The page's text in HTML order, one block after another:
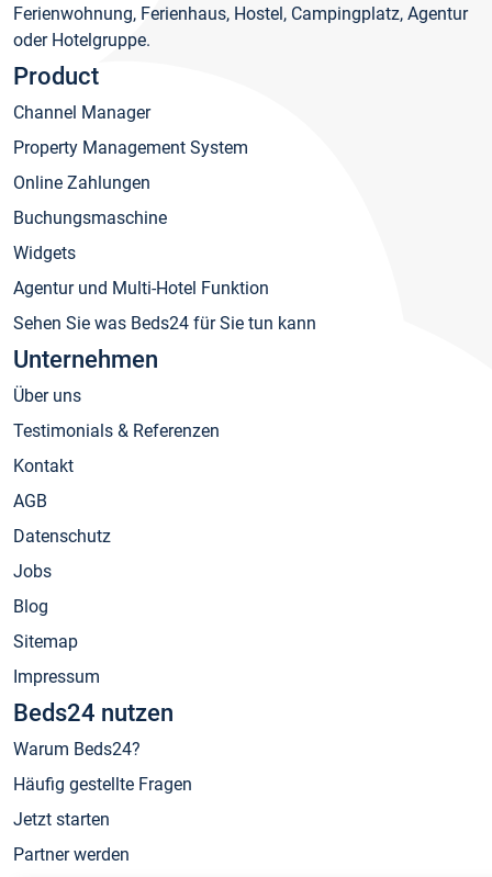
Ferienwohnung, Ferienhaus, Hostel, Campingplatz, Agentur
oder Hotelgruppe.
Product
Channel Manager
Property Management System
Online Zahlungen
Buchungsmaschine
Widgets
Agentur und Multi-Hotel Funktion
Sehen Sie was Beds24 für Sie tun kann
Unternehmen
Über uns
Testimonials & Referenzen
Kontakt
AGB
Datenschutz
Jobs
Blog
Sitemap
Impressum
Beds24 nutzen
Warum Beds24?
Häufig gestellte Fragen
Jetzt starten
Partner werden